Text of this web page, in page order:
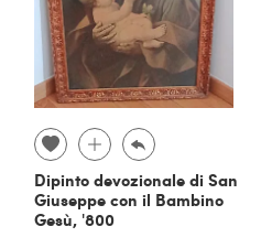
Dipinto devozionale di San
Giuseppe con il Bambino
Gesù, '800